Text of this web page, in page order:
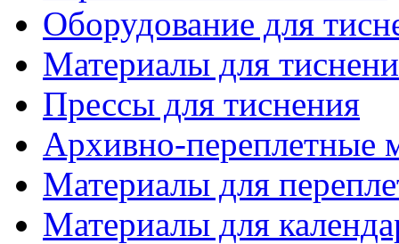
Оборудование для
Материалы для
Прессы для тиснения
Архивно-переплетные
Материалы для
Материалы для